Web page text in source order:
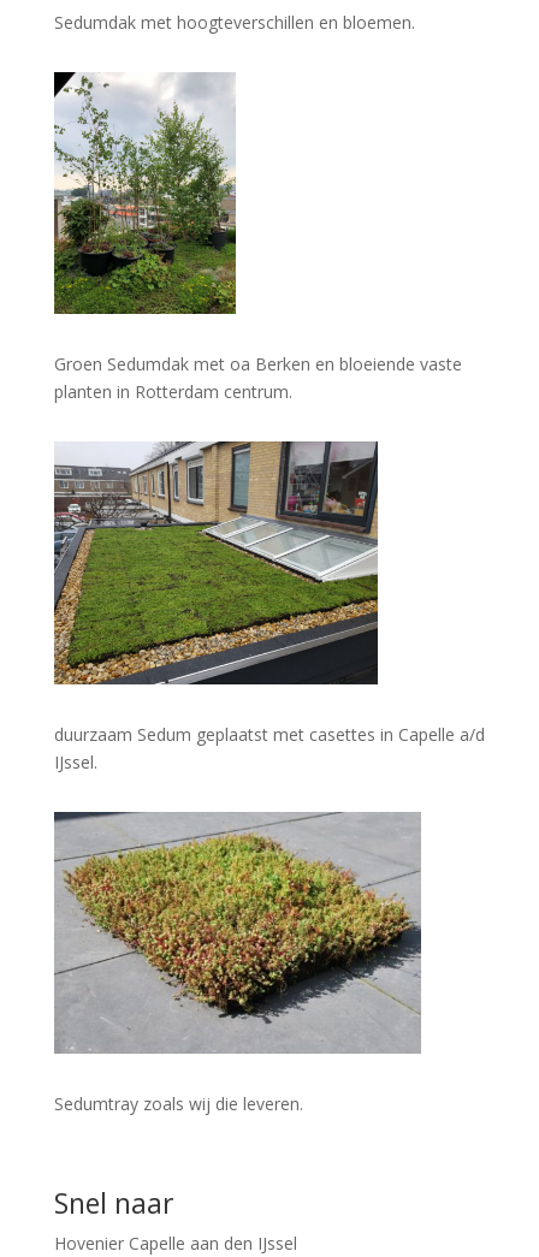
Sedumdak met hoogteverschillen en bloemen.
Groen Sedumdak met oa Berken en bloeiende vaste
planten in Rotterdam centrum.
duurzaam Sedum geplaatst met casettes in Capelle a/d
IJssel.
Sedumtray zoals wij die leveren.
Snel naar
Hovenier Capelle aan den IJssel